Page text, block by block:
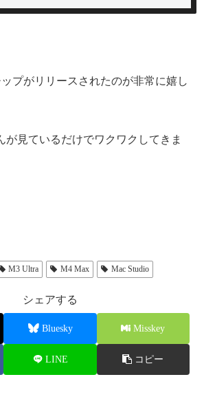
ップがリリースされたのが非常に嬉し
が見ているだけでワクワクしてきま
M3 Ultra M4 Max Mac Studio
シェアする
Bluesky Misskey
LINE コピー